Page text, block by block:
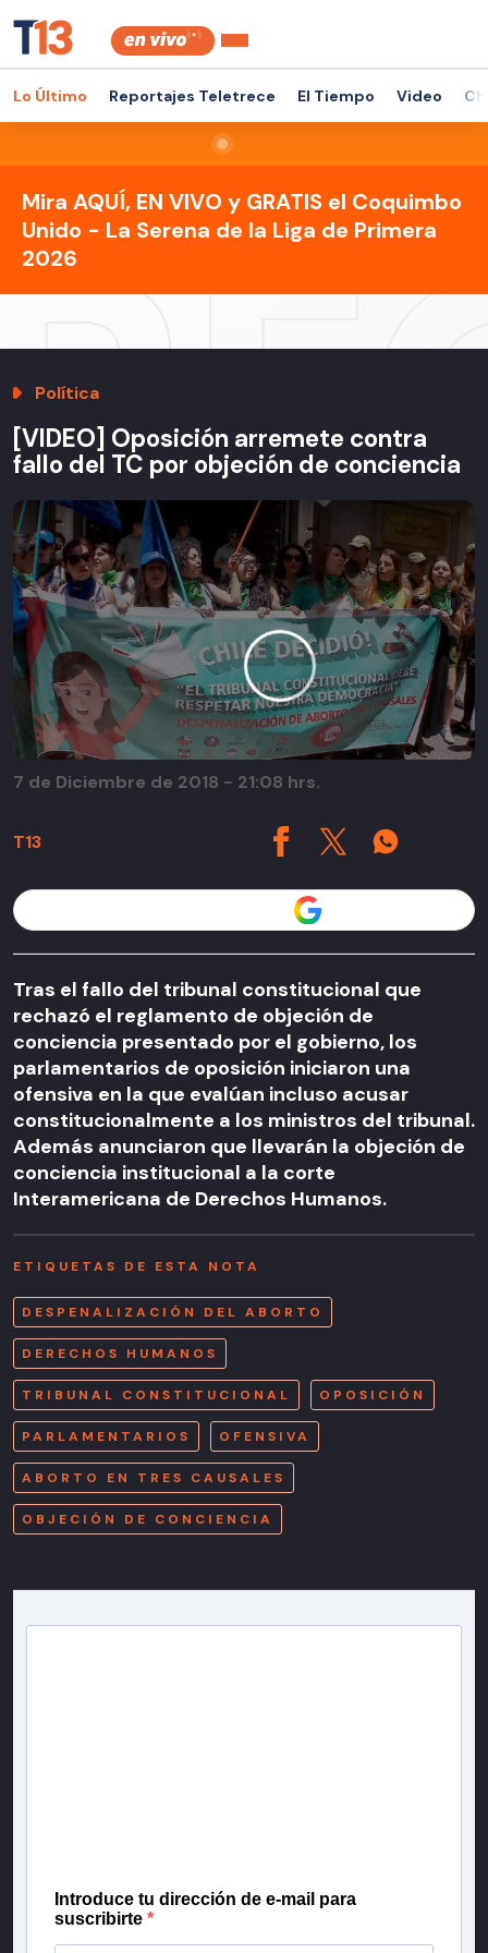
Lo Último Reportajes Teletrece El Tiempo Video
Mira AQUÍ, EN VIVO y GRATIS el Coquimbo
Unido - La Serena de la Liga de Primera
2026
Política
[VIDEO] Oposición arremete contra
fallo del TC por objeción de conciencia
T13
7 de Diciembre de 2018 - 21:08 hrs.
Tras el fallo del tribunal constitucional que
rechazó el reglamento de objeción de
conciencia presentado por el gobierno, los
parlamentarios de oposición iniciaron una
ofensiva en la que evalúan incluso acusar
constitucionalmente a los ministros del tribunal.
Además anunciaron que llevarán la objeción de
conciencia institucional a la corte
Interamericana de Derechos Humanos.
ETIQUETAS DE ESTA NOTA
DESPENALIZACIÓN DEL ABORTO
DERECHOS HUMANOS
TRIBUNAL CONSTITUCIONAL OPOSICIÓN
PARLAMENTARIOS OFENSIVA
ABORTO EN TRES CAUSALES
OBJECIÓN DE CONCIENCIA
Introduce tu dirección de e-mail para
suscribirte